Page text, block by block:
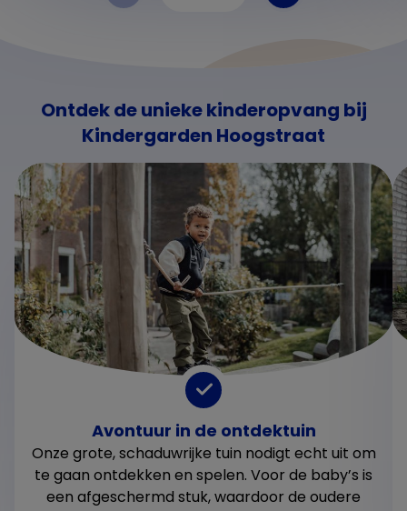
Ontdek de unieke kinderopvang bij
Kindergarden Hoogstraat
Avontuur in de ontdektuin
Onze grote, schaduwrijke tuin nodigt echt uit om
te gaan ontdekken en spelen. Voor de baby’s is
een afgeschermd stuk, waardoor de oudere